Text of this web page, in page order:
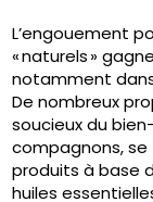
L’engouement
« naturels »
notamment
De nombreux
soucieux du
compagnons,
produits à base
huiles